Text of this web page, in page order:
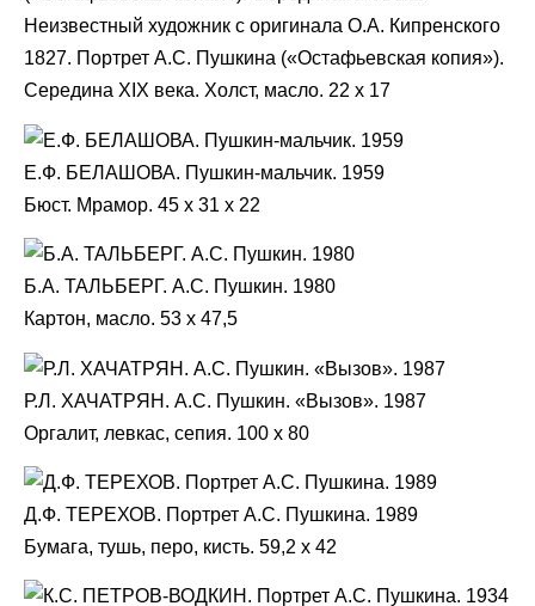
Неизвестный художник с оригинала О.А. Кипренского
1827. Портрет А.С. Пушкина («Остафьевская копия»).
Середина XIX века. Холст, масло. 22 x 17
Е.Ф. БЕЛАШОВА. Пушкин-мальчик. 1959
Бюст. Мрамор. 45 x 31 x 22
Б.А. ТАЛЬБЕРГ. А.С. Пушкин. 1980
Картон, масло. 53 x 47,5
Р.Л. ХАЧАТРЯН. А.С. Пушкин. «Вызов». 1987
Оргалит, левкас, сепия. 100 x 80
Д.Ф. ТЕРЕХОВ. Портрет А.С. Пушкина. 1989
Бумага, тушь, перо, кисть. 59,2 x 42